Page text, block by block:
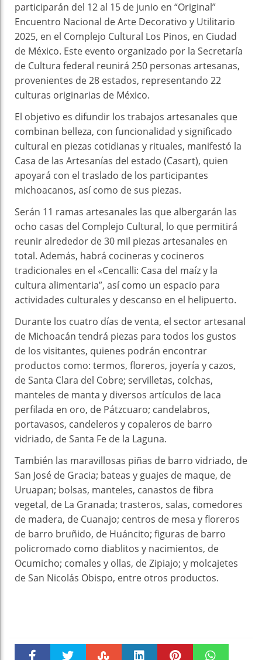
participarán del 12 al 15 de junio en “Original”
Encuentro Nacional de Arte Decorativo y Utilitario
2025, en el Complejo Cultural Los Pinos, en Ciudad
de México. Este evento organizado por la Secretaría
de Cultura federal reunirá 250 personas artesanas,
provenientes de 28 estados, representando 22
culturas originarias de México.
El objetivo es difundir los trabajos artesanales que
combinan belleza, con funcionalidad y significado
cultural en piezas cotidianas y rituales, manifestó la
Casa de las Artesanías del estado (Casart), quien
apoyará con el traslado de los participantes
michoacanos, así como de sus piezas.
Serán 11 ramas artesanales las que albergarán las
ocho casas del Complejo Cultural, lo que permitirá
reunir alrededor de 30 mil piezas artesanales en
total. Además, habrá cocineras y cocineros
tradicionales en el «Cencalli: Casa del maíz y la
cultura alimentaria”, así como un espacio para
actividades culturales y descanso en el helipuerto.
Durante los cuatro días de venta, el sector artesanal
de Michoacán tendrá piezas para todos los gustos
de los visitantes, quienes podrán encontrar
productos como: termos, floreros, joyería y cazos,
de Santa Clara del Cobre; servilletas, colchas,
manteles de manta y diversos artículos de laca
perfilada en oro, de Pátzcuaro; candelabros,
portavasos, candeleros y copaleros de barro
vidriado, de Santa Fe de la Laguna.
También las maravillosas piñas de barro vidriado, de
San José de Gracia; bateas y guajes de maque, de
Uruapan; bolsas, manteles, canastos de fibra
vegetal, de La Granada; trasteros, salas, comedores
de madera, de Cuanajo; centros de mesa y floreros
de barro bruñido, de Huáncito; figuras de barro
policromado como diablitos y nacimientos, de
Ocumicho; comales y ollas, de Zipiajo; y molcajetes
de San Nicolás Obispo, entre otros productos.